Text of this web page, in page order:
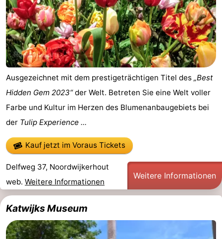
Ausgezeichnet mit dem prestigeträchtigen Titel des „Best
Hidden Gem 2023“der Welt. Betreten Sie eine Welt voller
Farbe und Kultur im Herzen des Blumenanbaugebiets bei
der Tulip Experience ...
Kauf jetzt im Voraus Tickets
Delfweg 37, Noordwijkerhout
web. Weitere Informationen
Weitere Informationen
Katwijks Museum